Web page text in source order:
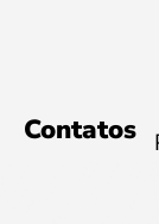
Contatos